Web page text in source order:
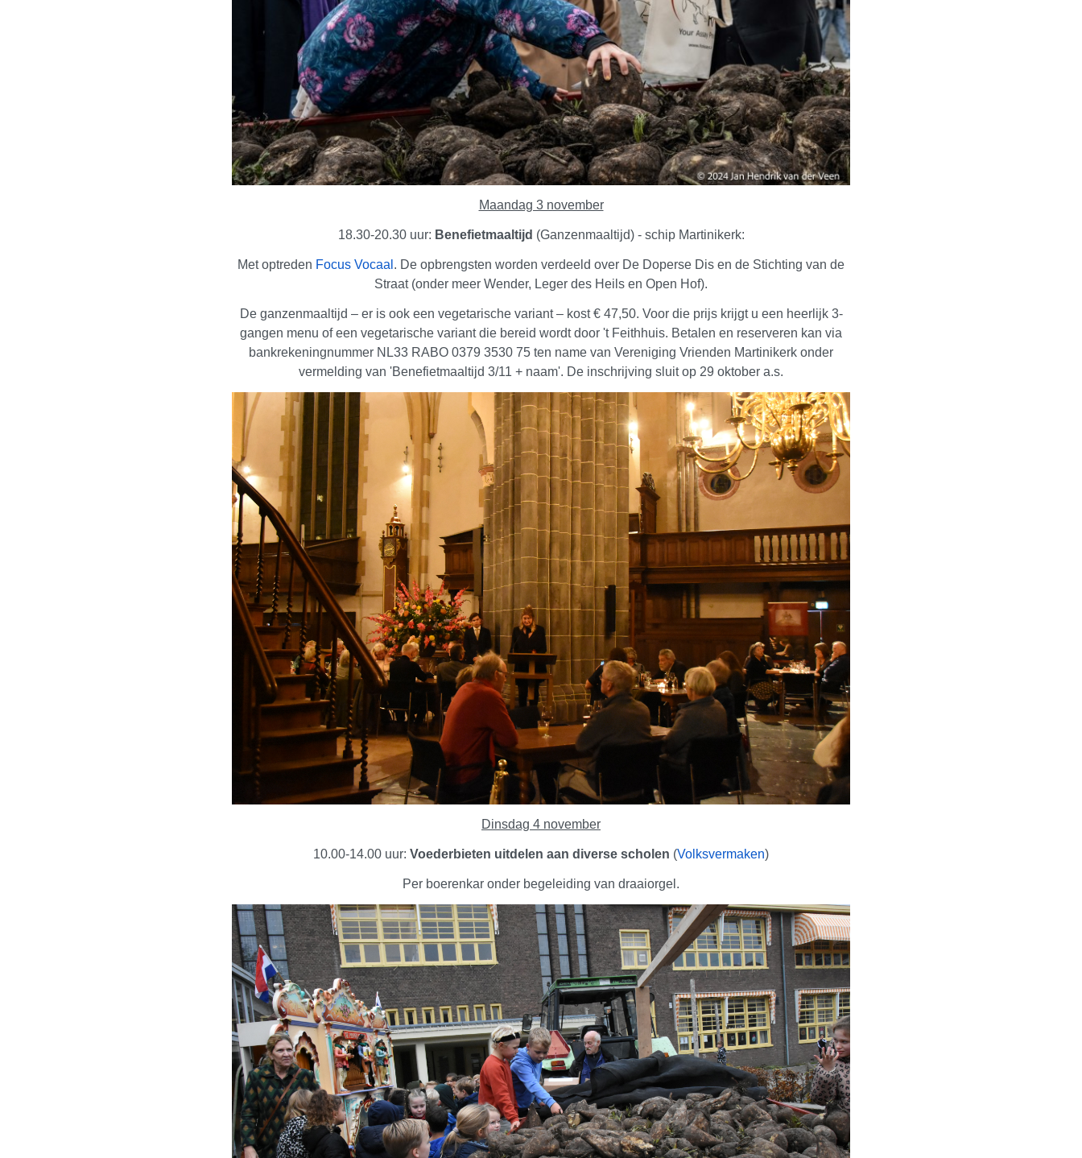
Maandag 3 november
18.30-20.30 uur: Benefietmaaltijd (Ganzenmaaltijd) - schip Martinikerk:
Met optreden Focus Vocaal . De opbrengsten worden verdeeld over De Doperse Dis en de Stichting van de
Straat (onder meer Wender, Leger des Heils en Open Hof).
De ganzenmaaltijd – er is ook een vegetarische variant – kost € 47,50. Voor die prijs krijgt u een heerlijk 3-
gangen menu of een vegetarische variant die bereid wordt door 't Feithhuis. Betalen en reserveren kan via
bankrekeningnummer NL33 RABO 0379 3530 75 ten name van Vereniging Vrienden Martinikerk onder
vermelding van 'Benefietmaaltijd 3/11 + naam'. De inschrijving sluit op 29 oktober a.s.
Dinsdag 4 november
10.00-14.00 uur: Voederbieten uitdelen aan diverse scholen (Volksvermaken)
Per boerenkar onder begeleiding van draaiorgel.